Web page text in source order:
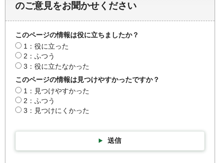
のご意見をお聞かせください
このページの情報は役に立ちましたか？
1：役に立った
2：ふつう
3：役に立たなかった
このページの情報は見つけやすかったですか？
1：見つけやすかった
2：ふつう
3：見つけにくかった
送信